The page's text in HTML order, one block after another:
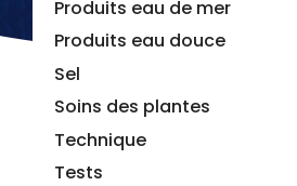
Produits eau de mer
Produits eau douce
Sel
Soins des plantes
Technique
Tests